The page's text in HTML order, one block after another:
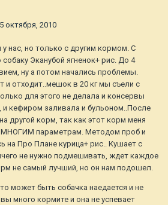
октября, 2010
нас, но только с другим кормом. С
Эканубой ягненок+ рис. До 4
ну а потом начались проблемы.
и отходит..мешок в 20 кг мы съели с
для этого не делала и консервы
кефиром заливала и бульоном..После
другой корм, так как этот корм меня
МНОГИМ параметрам. Методом проб и
на Про Плане курица+ рис.. Кушает с
не нужно подмешивать, ждет каждое
не самый лучший, но он нам подошел.
может быть собачка наедается и не
много кормите и она не успевает